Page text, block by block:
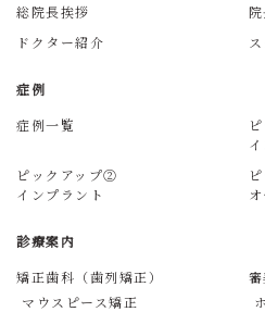
総院長挨拶
ドクター紹介
症例
症例一覧
ピックアップ②
インプラント
診療案内
矯正歯科（歯列矯正）
マウスピース矯正